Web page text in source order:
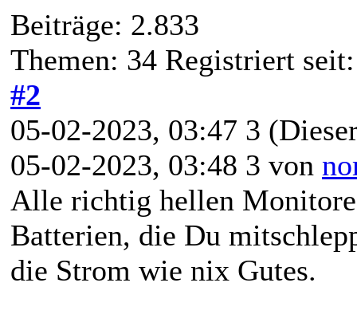
Beiträge: 2.833
Themen: 34 Registriert
#2
05-02-2023, 03:47 3
05-02-2023, 03:48 3 von
Alle richtig hellen
Batterien, die Du
die Strom wie nix Gutes.